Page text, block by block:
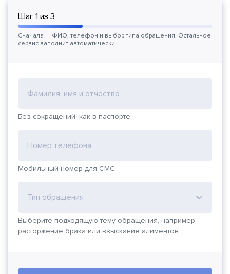
Шаг 1 из 3
Сначала — ФИО, телефон и выбор типа обращения. Остальное
сервис заполнит автоматически
Фамилия, имя и отчество
Без сокращений, как в паспорте
Номер телефона
Мобильный номер для СМС
Тип обращения
Выберите подходящую тему обращения, например:
расторжение брака или взыскание алиментов